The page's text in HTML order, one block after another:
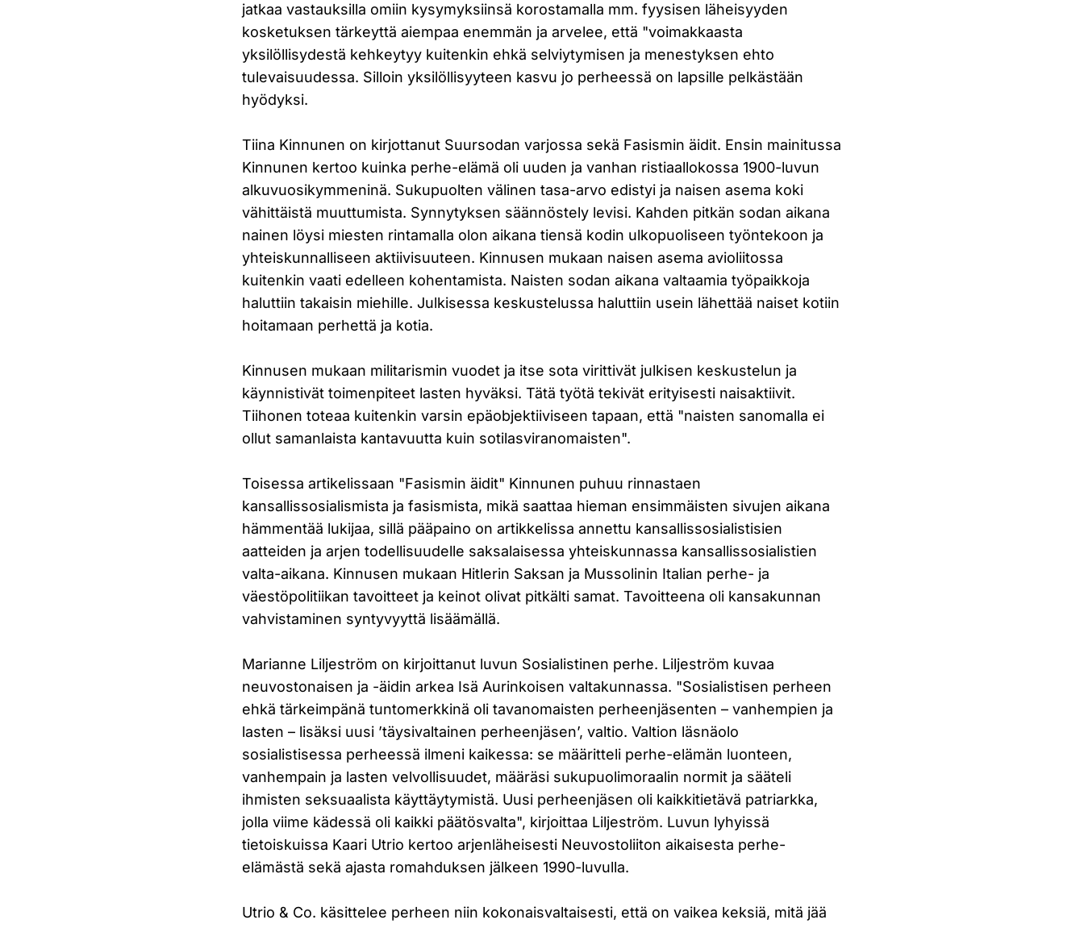
jatkaa vastauksilla omiin kysymyksiinsä korostamalla mm. fyysisen läheisyyden
kosketuksen tärkeyttä aiempaa enemmän ja arvelee, että "voimakkaasta
yksilöllisydestä kehkeytyy kuitenkin ehkä selviytymisen ja menestyksen ehto
tulevaisuudessa. Silloin yksilöllisyyteen kasvu jo perheessä on lapsille pelkästään
hyödyksi.
Tiina Kinnunen on kirjottanut Suursodan varjossa sekä Fasismin äidit. Ensin mainitussa
Kinnunen kertoo kuinka perhe-elämä oli uuden ja vanhan ristiaallokossa 1900-luvun
alkuvuosikymmeninä. Sukupuolten välinen tasa-arvo edistyi ja naisen asema koki
vähittäistä muuttumista. Synnytyksen säännöstely levisi. Kahden pitkän sodan aikana
nainen löysi miesten rintamalla olon aikana tiensä kodin ulkopuoliseen työntekoon ja
yhteiskunnalliseen aktiivisuuteen. Kinnusen mukaan naisen asema avioliitossa
kuitenkin vaati edelleen kohentamista. Naisten sodan aikana valtaamia työpaikkoja
haluttiin takaisin miehille. Julkisessa keskustelussa haluttiin usein lähettää naiset kotiin
hoitamaan perhettä ja kotia.
Kinnusen mukaan militarismin vuodet ja itse sota virittivät julkisen keskustelun ja
käynnistivät toimenpiteet lasten hyväksi. Tätä työtä tekivät erityisesti naisaktiivit.
Tiihonen toteaa kuitenkin varsin epäobjektiiviseen tapaan, että "naisten sanomalla ei
ollut samanlaista kantavuutta kuin sotilasviranomaisten".
Toisessa artikelissaan "Fasismin äidit" Kinnunen puhuu rinnastaen
kansallissosialismista ja fasismista, mikä saattaa hieman ensimmäisten sivujen aikana
hämmentää lukijaa, sillä pääpaino on artikkelissa annettu kansallissosialistisien
aatteiden ja arjen todellisuudelle saksalaisessa yhteiskunnassa kansallissosialistien
valta-aikana. Kinnusen mukaan Hitlerin Saksan ja Mussolinin Italian perhe- ja
väestöpolitiikan tavoitteet ja keinot olivat pitkälti samat. Tavoitteena oli kansakunnan
vahvistaminen syntyvyyttä lisäämällä.
Marianne Liljeström on kirjoittanut luvun Sosialistinen perhe. Liljeström kuvaa
neuvostonaisen ja -äidin arkea Isä Aurinkoisen valtakunnassa. "Sosialistisen perheen
ehkä tärkeimpänä tuntomerkkinä oli tavanomaisten perheenjäsenten – vanhempien ja
lasten – lisäksi uusi ’täysivaltainen perheenjäsen’, valtio. Valtion läsnäolo
sosialistisessa perheessä ilmeni kaikessa: se määritteli perhe-elämän luonteen,
vanhempain ja lasten velvollisuudet, määräsi sukupuolimoraalin normit ja sääteli
ihmisten seksuaalista käyttäytymistä. Uusi perheenjäsen oli kaikkitietävä patriarkka,
jolla viime kädessä oli kaikki päätösvalta", kirjoittaa Liljeström. Luvun lyhyissä
tietoiskuissa Kaari Utrio kertoo arjenläheisesti Neuvostoliiton aikaisesta perhe-
elämästä sekä ajasta romahduksen jälkeen 1990-luvulla.
Utrio & Co. käsittelee perheen niin kokonaisvaltaisesti, että on vaikea keksiä, mitä jää